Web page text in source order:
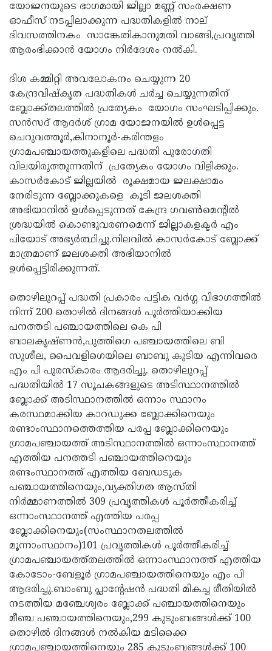
യോജനയുടെ ഭാഗമായി ജില്ലാ മണ്ണ് സംരക്ഷണ
ഓഫീസ് നടപ്പിലാക്കുന്ന പദ്ധതികളില്‍ നാല്
ദിവസത്തിനകം സാങ്കേതികാനുമതി വാങ്ങി,പ്രവൃത്തി
ആരംഭിക്കാന്‍ യോഗം നിര്‍ദേശം നല്‍കി.
ദിശ കമ്മിറ്റി അവലോകനം ചെയ്യുന്ന 20
കേന്ദ്രവിഷ്‌കൃത പദ്ധതികള്‍ ചര്‍ച്ച ചെയ്യുന്നതിന്
ബ്ലോക്ക്തലത്തില്‍ പ്രത്യേകം യോഗം സംഘടിപ്പിക്കും.
സന്‍സദ് ആദര്‍ശ് ഗ്രാമ യോജനയില്‍ ഉള്‍പ്പെട്ട
ചെറുവത്തൂര്‍,കിനാനൂര്‍-കരിന്തളം
ഗ്രാമപഞ്ചായത്തുകളിലെ പദ്ധതി പുരോഗതി
വിലയിരുത്തുന്നതിന് പ്രത്യേകം യോഗം വിളിക്കും.
കാസര്‍കോട് ജില്ലയില്‍ രൂക്ഷമായ ജലക്ഷാമം
നേരിടുന്ന ബ്ലോക്കുകളെ കൂടി ജലശക്തി
അഭിയാനില്‍ ഉള്‍പ്പെടുന്നത് കേന്ദ്ര ഗവണ്‍മെന്റില്‍
ശ്രദ്ധയില്‍ കൊണ്ടുവരണമെന്ന് ജില്ലാകളക്ടര്‍ എം
പിയോട് അഭ്യര്‍ത്ഥിച്ചു.നിലവില്‍ കാസര്‍കോട് ബ്ലോക്ക്
മാത്രമാണ് ജലശക്തി അഭിയാനില്‍
ഉള്‍പ്പെട്ടിരിക്കുന്നത്.
തൊഴിലുറപ്പ് പദ്ധതി പ്രകാരം പട്ടിക വര്‍ഗ്ഗ വിഭാഗത്തില്‍
നിന്ന് 200 തൊഴില്‍ ദിനങ്ങള്‍ പൂര്‍ത്തിയാക്കിയ
പനത്തടി പഞ്ചായത്തിലെ കെ പി
ബാലകൃഷ്ണന്‍,പുത്തിഗെ പഞ്ചായത്തിലെ ബി
സുശീല, പൈവളിഗെയിലെ ബാബു കുടിയ എന്നിവരെ
എം പി പുരസ്‌കാരം ആദരിച്ചു. തൊഴിലുറപ്പ്
പദ്ധതിയില്‍ 17 സൂചകങ്ങളുടെ അടിസ്ഥാനത്തില്‍
ബ്ലോക്ക് അടിസ്ഥാനത്തില്‍ ഒന്നാം സ്ഥാനം
കരസ്ഥമാക്കിയ കാറഡുക്ക ബ്ലോക്കിനെയും
രണ്ടാംസ്ഥാനത്തെത്തിയ പരപ്പ ബ്ലോക്കിനെയും
ഗ്രാമപഞ്ചായത്ത് അടിസ്ഥാനത്തില്‍ ഒന്നാംസ്ഥാനത്ത്
എത്തിയ പനത്തടി പഞ്ചായത്തിനെയും
രണ്ടംസ്ഥാനത്ത് എത്തിയ ബേഡടുക
പഞ്ചായത്തിനെയും,വ്യക്തിഗത ആസ്തി
നിര്‍മ്മാണത്തില്‍ 309 പ്രവൃത്തികള്‍ പൂര്‍ത്തീകരിച്ച്
ഒന്നാംസ്ഥാനത്ത് എത്തിയ പരപ്പ
ബ്ലോക്കിനെയും(സംസ്ഥാനതലത്തില്‍
മൂന്നാംസ്ഥാനം)101 പ്രവൃത്തികള്‍ പൂര്‍ത്തീകരിച്ച്
ഗ്രാമപഞ്ചായത്ത്തലത്തില്‍ ഒന്നാംസ്ഥാനത്ത് എത്തിയ
കോടോം-ബേളൂര്‍ ഗ്രാമപഞ്ചായത്തിനെയും എം പി
ആദരിച്ചു.ബാംബു പ്ലാന്റേഷന്‍ പദ്ധതി മികച്ച രീതിയില്‍
നടത്തിയ മഞ്ചേശ്വരം ബ്ലോക്ക് പഞ്ചായത്തിനെയും
മീഞ്ച പഞ്ചായത്തിനെയും,299 കുടുംബങ്ങള്‍ക്ക് 100
തൊഴില്‍ ദിനങ്ങള്‍ നല്‍കിയ മടിക്കൈ
ഗ്രാമപഞ്ചായത്തിനെയും 285 കുടുംബങ്ങള്‍ക്ക് 100